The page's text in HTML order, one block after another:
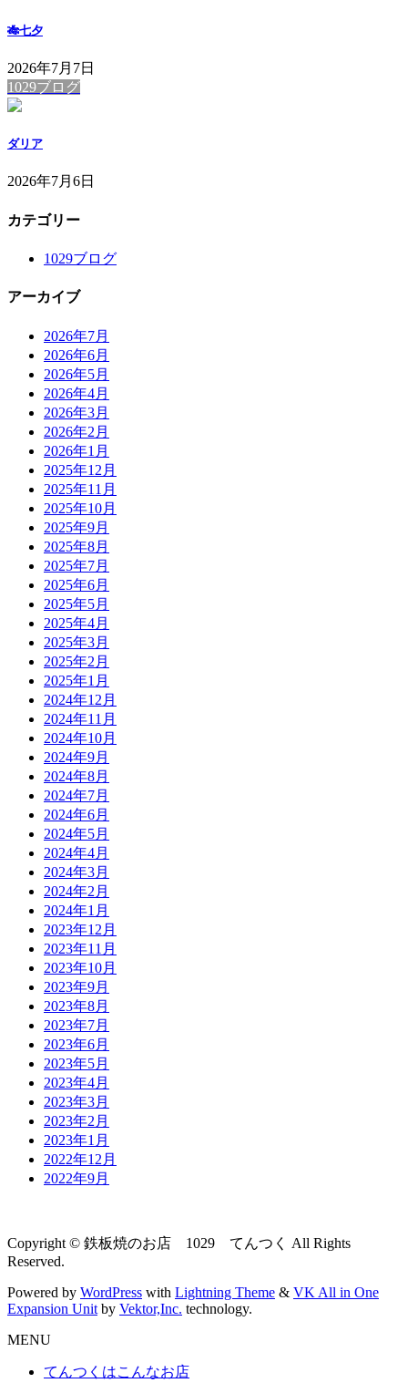
🎋七夕
2026年7月7日
1029ブログ
ダリア
2026年7月6日
カテゴリー
1029ブログ
アーカイブ
2026年7月
2026年6月
2026年5月
2026年4月
2026年3月
2026年2月
2026年1月
2025年12月
2025年11月
2025年10月
2025年9月
2025年8月
2025年7月
2025年6月
2025年5月
2025年4月
2025年3月
2025年2月
2025年1月
2024年12月
2024年11月
2024年10月
2024年9月
2024年8月
2024年7月
2024年6月
2024年5月
2024年4月
2024年3月
2024年2月
2024年1月
2023年12月
2023年11月
2023年10月
2023年9月
2023年8月
2023年7月
2023年6月
2023年5月
2023年4月
2023年3月
2023年2月
2023年1月
2022年12月
2022年9月
Copyright © 鉄板焼のお店 1029 てんつく All Rights
Reserved.
Powered by WordPress with Lightning Theme & VK All in One
Expansion Unit by Vektor,Inc. technology.
MENU
てんつくはこんなお店